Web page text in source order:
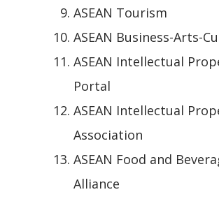
ASEAN Tourism
ASEAN Business-Arts-
ASEAN Intellectual
Portal
ASEAN Intellectual
Association
ASEAN Food and
Alliance